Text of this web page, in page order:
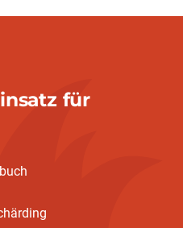
für